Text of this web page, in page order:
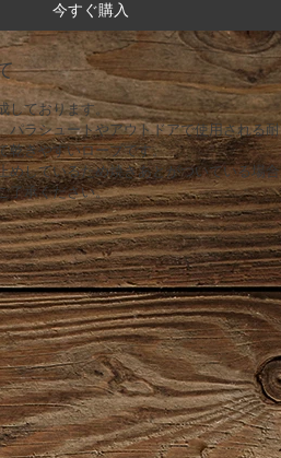
今すぐ購入
しております。
パラシュートやアウトドアで使用される耐
乾きやすいロープです。
めしているため焼きあとがついている場合
了承ください。